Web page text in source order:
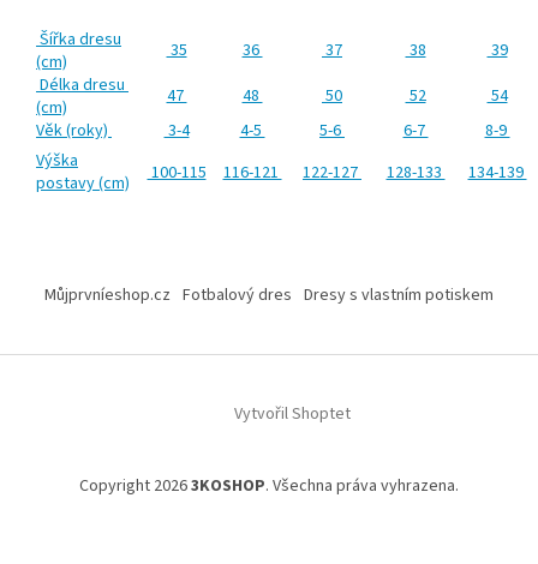
Šířka dresu
(cm)
35 36 37 38
39
Délka dresu
(cm)
47 48 50 52
54
Věk (roky)
3-4 4-5 5-6 6-7
8-9
Výška
postavy (cm)
100-115 116-121 122-127 128-133 134-139
Můjprvníeshop.cz Fotbalový dres Dresy s vlastním potiskem
Vytvořil Shoptet
Copyright 20263KOSHOP. Všechna práva vyhrazena.